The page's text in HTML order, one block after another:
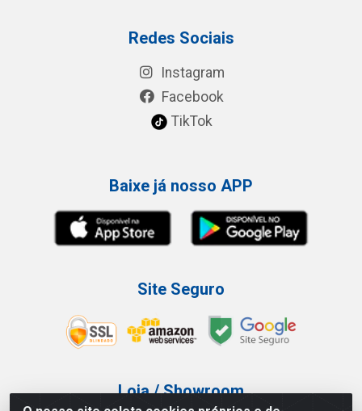
Redes Sociais
Instagram
Facebook
TikTok
Baixe já nosso APP
Site Seguro
Loja / Showroom